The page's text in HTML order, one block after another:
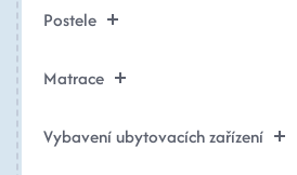
Postele
Matrace
Vybavení ubytovacích zařízení